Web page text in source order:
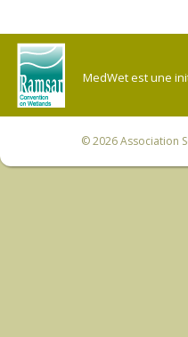
MedWet est une
© 2026Association